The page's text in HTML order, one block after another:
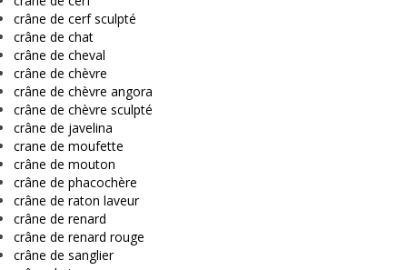
crâne de cerf sculpté
crâne de chat
crâne de cheval
crâne de chèvre
crâne de chèvre angora
crâne de chèvre sculpté
crâne de javelina
crane de moufette
crâne de mouton
crâne de phacochère
crâne de raton laveur
crâne de renard
crâne de renard rouge
crâne de sanglier